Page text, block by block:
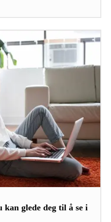
kan glede deg til å se i